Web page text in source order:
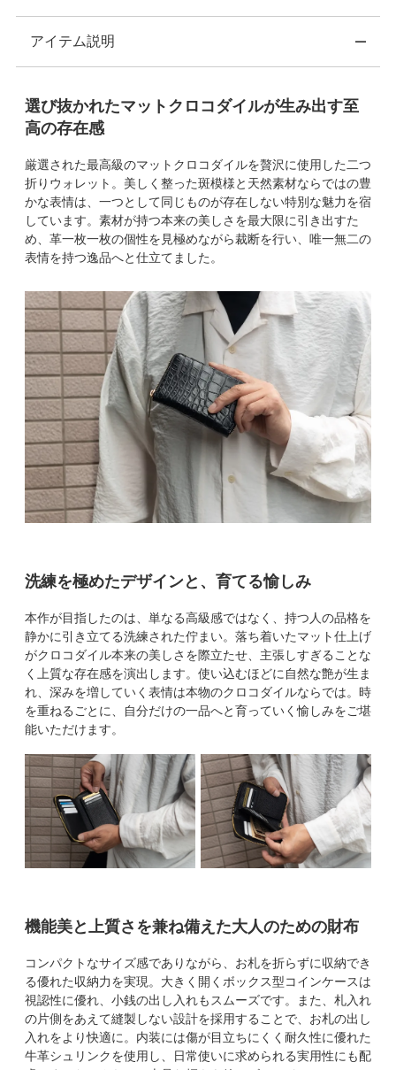
アイテム説明
選び抜かれたマットクロコダイルが生み出す至
高の存在感
厳選された最高級のマットクロコダイルを贅沢に使用した二つ
折りウォレット。美しく整った斑模様と天然素材ならではの豊
かな表情は、一つとして同じものが存在しない特別な魅力を宿
しています。素材が持つ本来の美しさを最大限に引き出すた
め、革一枚一枚の個性を見極めながら裁断を行い、唯一無二の
表情を持つ逸品へと仕立てました。
洗練を極めたデザインと、育てる愉しみ
本作が目指したのは、単なる高級感ではなく、持つ人の品格を
静かに引き立てる洗練された佇まい。落ち着いたマット仕上げ
がクロコダイル本来の美しさを際立たせ、主張しすぎることな
く上質な存在感を演出します。使い込むほどに自然な艶が生ま
れ、深みを増していく表情は本物のクロコダイルならでは。時
を重ねるごとに、自分だけの一品へと育っていく愉しみをご堪
能いただけます。
機能美と上質さを兼ね備えた大人のための財布
コンパクトなサイズ感でありながら、お札を折らずに収納でき
る優れた収納力を実現。大きく開くボックス型コインケースは
視認性に優れ、小銭の出し入れもスムーズです。また、札入れ
の片側をあえて縫製しない設計を採用することで、お札の出し
入れをより快適に。内装には傷が目立ちにくく耐久性に優れた
牛革シュリンクを使用し、日常使いに求められる実用性にも配